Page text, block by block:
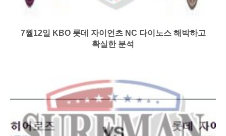
7월12일 KBO 롯데 자이언츠 NC 다이노스 해박하고
확실한 분석